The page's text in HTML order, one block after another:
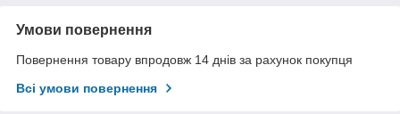
Умови повернення
Повернення товару впродовж 14 днів за рахунок покупця
Всі умови повернення